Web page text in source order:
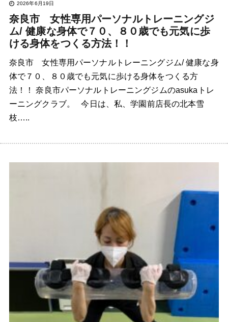
2026年6月19日
奈良市 女性専用パーソナルトレーニングジ
ム/ 健康な身体で７０、８０歳でも元気に歩
ける身体をつくる方法！！
奈良市 女性専用パーソナルトレーニングジム/ 健康な身
体で７０、８０歳でも元気に歩ける身体をつくる方
法！！ 奈良市パーソナルトレーニングジムのasukaトレ
ーニングクラブ。 今日は、私、学園前店長の北本雪
枝…..